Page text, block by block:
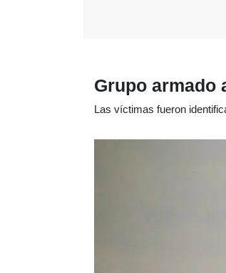
Grupo armado
Las víctimas fueron